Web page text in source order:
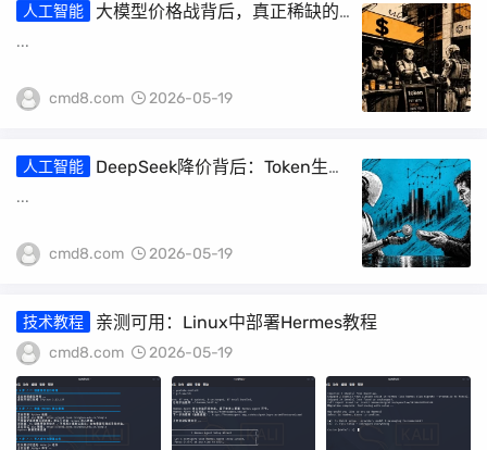
人工智能
大模型价格战背后，真正稀缺的
...
cmd8.com 2026-05-19
人工智能
DeepSeek降价背后：Token生意
...
cmd8.com 2026-05-19
技术教程 亲测可用：Linux中部署Hermes教程
cmd8.com 2026-05-19